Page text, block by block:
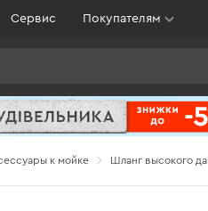
Сервис Покупателям
к мойке Шланг высокого